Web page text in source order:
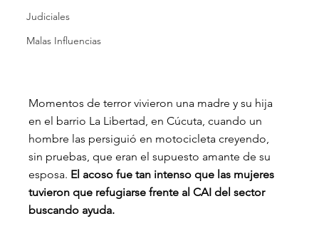
Judiciales
Malas Influencias
Momentos de terror vivieron una madre y su hija
en el barrio La Libertad, en Cúcuta, cuando un
hombre las persiguió en motocicleta creyendo,
sin pruebas, que eran el supuesto amante de su
esposa. El acoso fue tan intenso que las mujeres
tuvieron que refugiarse frente al CAI del sector
buscando ayuda.